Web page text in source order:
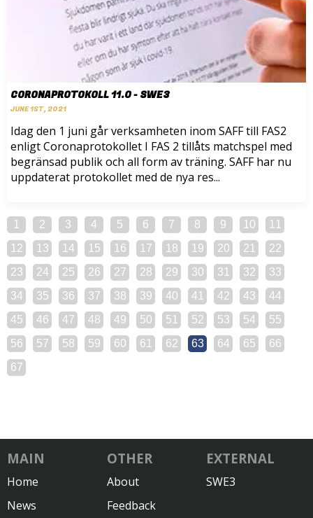
CORONAPROTOKOLL 11.0 - SWE3
JUNE 1ST, 2021
Idag den 1 juni går verksamheten inom SAFF till FAS2
enligt Coronaprotokollet I FAS 2 tillåts matchspel med
begränsad publik och all form av träning. SAFF har nu
uppdaterat protokollet med de nya res...
1 2 3 4 5 6 7 8 9 10
11
12
13 14 15 16 17 18 19 20 21
22
23
24 25 26 27 28 29 30 31 32
33
34
35 36 37 38 39 40 41 42 43
44
45
46 47 48 49 50 51 52 53 54
55
56
57 58 59 60 61 62 63 64 65
66
67
MAIN
Home
News
OTHER
About
Feedback
EXTERNAL
SWE3